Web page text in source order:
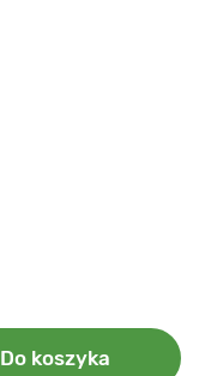
Do koszyka